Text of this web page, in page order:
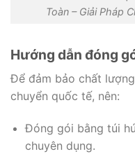
Toàn – Giải Pháp
Hướng dẫn đóng
Để đảm bảo chất
chuyển quốc tế, nên:
Đóng gói bằng túi
chuyên dụng.